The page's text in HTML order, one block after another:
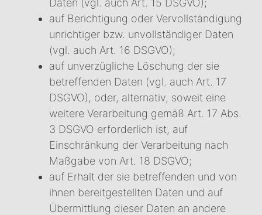
Daten (vgl. auch Art. 15 DSGVO);
auf Berichtigung oder Vervollständigung
unrichtiger bzw. unvollständiger Daten
(vgl. auch Art. 16 DSGVO);
auf unverzügliche Löschung der sie
betreffenden Daten (vgl. auch Art. 17
DSGVO), oder, alternativ, soweit eine
weitere Verarbeitung gemäß Art. 17 Abs.
3 DSGVO erforderlich ist, auf
Einschränkung der Verarbeitung nach
Maßgabe von Art. 18 DSGVO;
auf Erhalt der sie betreffenden und von
ihnen bereitgestellten Daten und auf
Übermittlung dieser Daten an andere